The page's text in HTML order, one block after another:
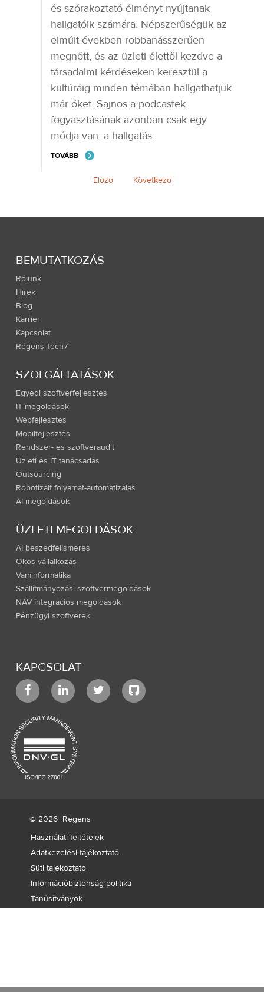
és szórakoztató élményt nyújtanak
hallgatóik számára. Népszerűségük az
elmúlt években robbanásszerűen
megnőtt, és az üzleti élettől kezdve a
társadalmi kérdéseken keresztül a
kultúráig minden témában hallgathatjuk
már őket. Sajnos a podcastek
fogyasztásának azonban csak egy
módja van: a hallgatás.
TOVÁBB
Előző Következő
BEMUTATKOZÁS
Rólunk
Hírek
Blog
Karrier
Kapcsolat
Régens Tech7
SZOLGÁLTATÁSOK
Egyedi szoftverfejlesztés
IT megoldások
Webfejlesztés
Mobilfejlesztés
Rendszer- és szoftveraudit
Üzleti és IT tanácsadás
Outsourcing
Robotizált folyamat-automatizálás
AI megoldások
ÜZLETI MEGOLDÁSOK
AI beszédfelismerés
Okos vállalkozás
Váminformatika
Szállítmányozási szoftvermegoldások
NAV integrációs megoldások
Pénzügyi szoftverek
KAPCSOLAT
© 2026 Régens
Használati feltételek
Adatkezelési tájékoztató
Süti tájékoztató
Információbiztonság politika
Tanúsítványok